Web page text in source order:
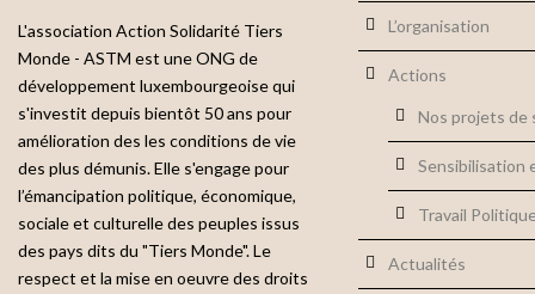
L'association Action Solidarité Tiers
Monde - ASTM est une ONG de
développement luxembourgeoise qui
s'investit depuis bientôt 50 ans pour
amélioration des les conditions de vie
des plus démunis. Elle s'engage pour
l’émancipation politique, économique,
sociale et culturelle des peuples issus
des pays dits du "Tiers Monde". Le
respect et la mise en oeuvre des droits
L’organisation
Actions
Nos projets de
Sensibilisation
Travail
Actualités